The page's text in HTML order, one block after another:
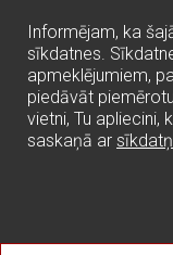
Informējam, ka
sīkdatnes.
apmeklējumiem,
piedāvāt
vietni, Tu apliecini,
saskaņā ar